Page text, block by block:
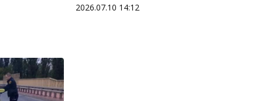
2026.07.10 14:12